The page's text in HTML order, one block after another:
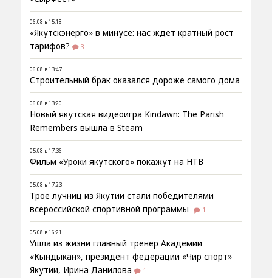
06.08 в 15:18
«Якутскэнерго» в минусе: нас ждёт кратный рост
тарифов?
3
06.08 в 13:47
Строительный брак оказался дороже самого дома
06.08 в 13:20
Новый якутская видеоигра Kindawn: The Parish
Remembers вышла в Steam
05.08 в 17:36
Фильм «Уроки якутского» покажут на НТВ
05.08 в 17:23
Трое лучниц из Якутии стали победителями
всероссийской спортивной программы
1
05.08 в 16:21
Ушла из жизни главный тренер Академии
«Кындыкан», президент федерации «Чир спорт»
Якутии, Ирина Данилова
1